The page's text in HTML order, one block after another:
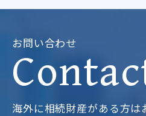
お問い合わせ
海外に相続財産がある方は